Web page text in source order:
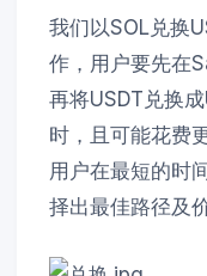
我们以SOL兑换
作，用户要先在
再将USDT兑换
时，且可能花费
用户在最短的时
择出最佳路径及价